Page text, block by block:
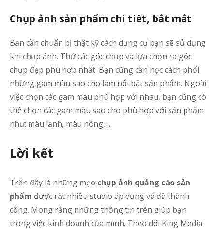
Chụp ảnh sản phẩm chi tiết, bắt mắt
Bạn cần chuẩn bị thật kỹ cách dụng cụ bạn sẽ sử dụng
khi chụp ảnh. Thử các góc chụp và lựa chọn ra góc
chụp đẹp phù hợp nhất. Bạn cũng cần học cách phối
những gam màu sao cho làm nổi bật sản phẩm. Ngoài
việc chọn các gam màu phù hợp với nhau, bạn cũng có
thể chọn các gam màu sao cho phù hợp với sản phẩm
như: màu lạnh, màu nóng,…
Lời kết
Trên đây là những mẹo chụp ảnh quảng cáo sản
phẩm được rất nhiều studio áp dụng và đã thành
công. Mong rằng những thông tin trên giúp bạn
trong việc kinh doanh của mình. Theo dõi King Media